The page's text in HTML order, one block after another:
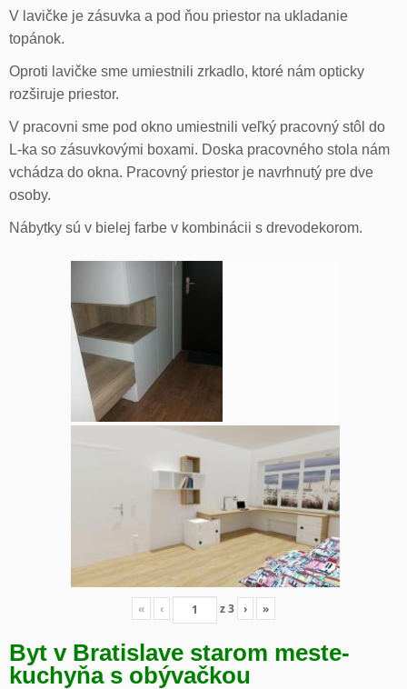
V lavičke je zásuvka a pod ňou priestor na ukladanie
topánok.
Oproti lavičke sme umiestnili zrkadlo, ktoré nám opticky
rozširuje priestor.
V pracovni sme pod okno umiestnili veľký pracovný stôl do
L-ka so zásuvkovými boxami. Doska pracovného stola nám
vchádza do okna. Pracovný priestor je navrhnutý pre dve
osoby.
Nábytky sú v bielej farbe v kombinácii s drevodekorom.
« ‹ z3 › »
Byt v Bratislave starom meste-
kuchyňa s obývačkou